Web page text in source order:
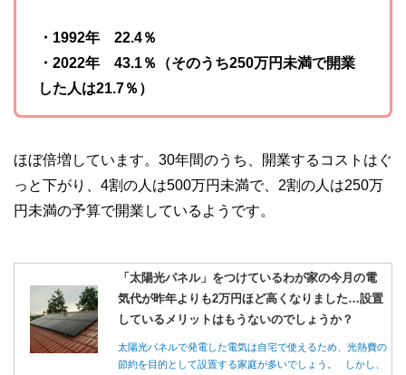
・1992年 22.4％
・2022年 43.1％（そのうち250万円未満で開業
した人は21.7％）
ほぼ倍増しています。30年間のうち、開業するコストはぐ
っと下がり、4割の人は500万円未満で、2割の人は250万
円未満の予算で開業しているようです。
「太陽光パネル」をつけているわが家の今月の電
気代が昨年よりも2万円ほど高くなりました…設置
しているメリットはもうないのでしょうか？
太陽光パネルで発電した電気は自宅で使えるため、光熱費の
節約を目的として設置する家庭が多いでしょう。 しかし、